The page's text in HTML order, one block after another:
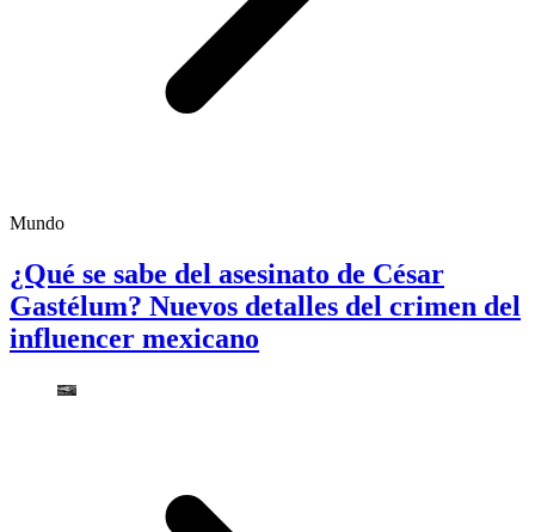
Mundo
¿Qué se sabe del asesinato de César
Gastélum? Nuevos detalles del crimen del
influencer mexicano